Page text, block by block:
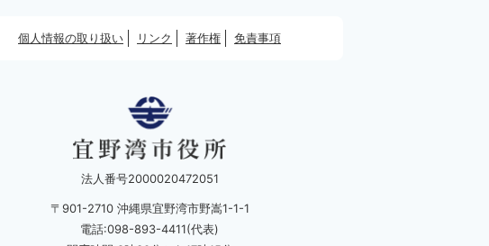
個人情報の取り扱い リンク 著作権 免責事項
法人番号2000020472051
〒901-2710 沖縄県宜野湾市野嵩1-1-1
電話:098-893-4411(代表)